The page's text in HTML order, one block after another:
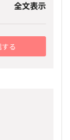
たしま
全文表示
る